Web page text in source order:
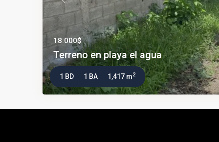
18.000$
Terreno en playa el agua
1 BD 1 BA 1,417 m2